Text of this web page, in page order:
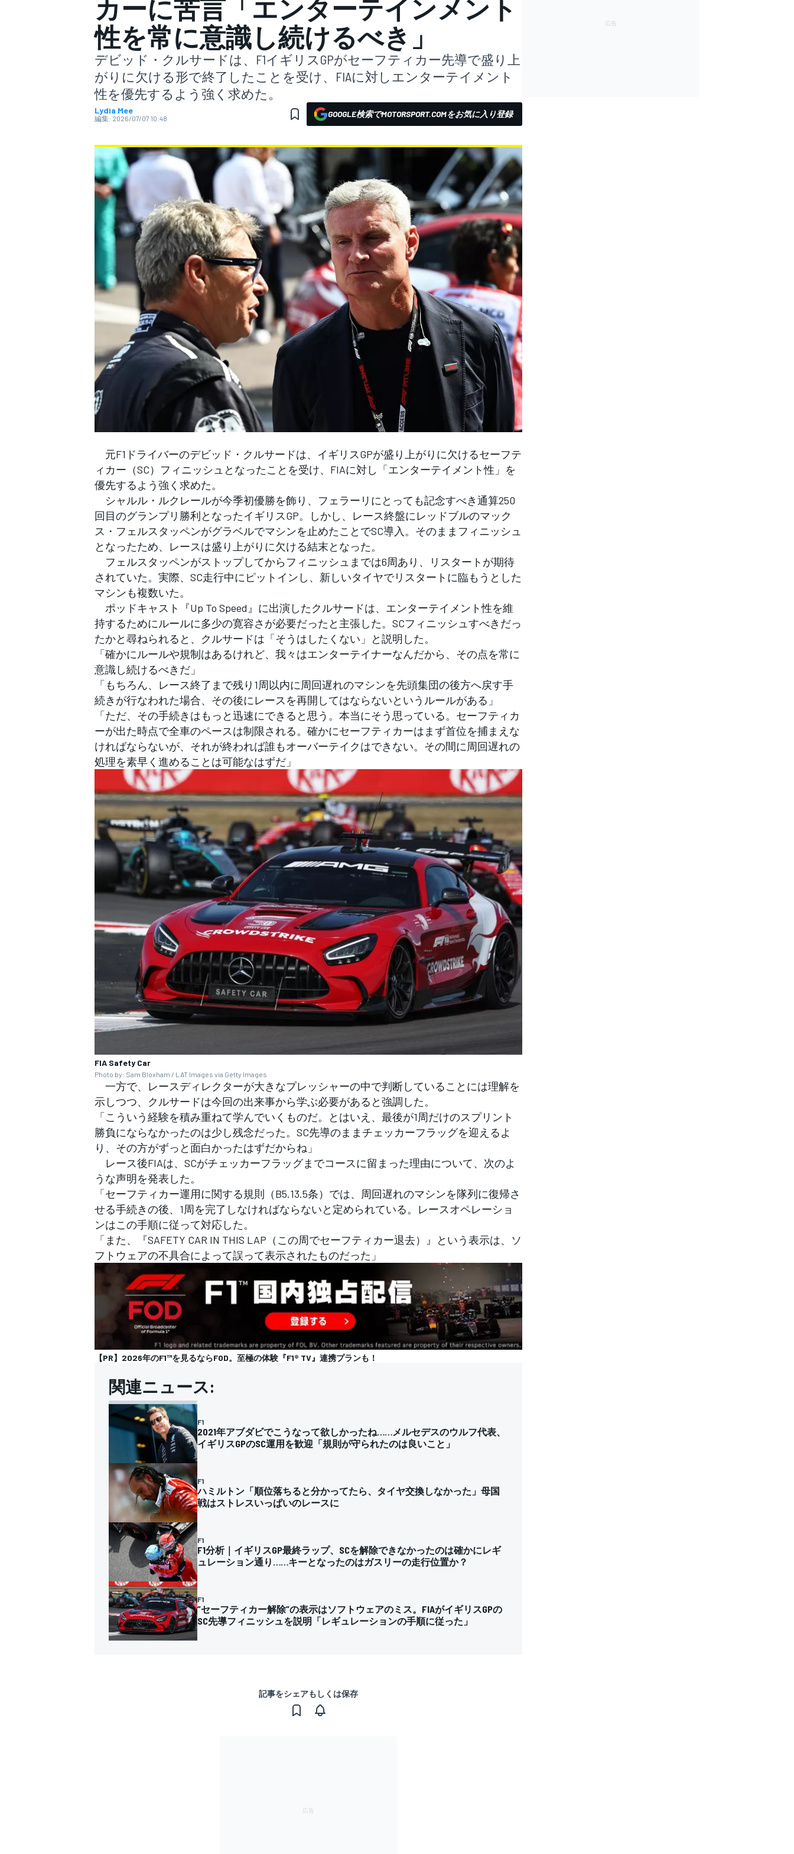
スーパーフォーミュラ
スーパーGT
WEC
フォーミュラE
すべてのカテゴリー
カーに苦言「エンターテインメント
性を常に意識し続けるべき」
デビッド・クルサードは、F1イギリスGPがセーフティカー先導で盛り上
がりに欠ける形で終了したことを受け、FIAに対しエンターテイメント
性を優先するよう強く求めた。
Lydia Mee
編集: 2026/07/07 10:48 GOOGLE検索でMOTORSPORT.COMをお気に入り登録
元F1ドライバーのデビッド・クルサードは、イギリスGPが盛り上がりに欠けるセーフテ
ィカー（SC）フィニッシュとなったことを受け、FIAに対し「エンターテイメント性」を
優先するよう強く求めた。
シャルル・ルクレールが今季初優勝を飾り、フェラーリにとっても記念すべき通算250
回目のグランプリ勝利となったイギリスGP。しかし、レース終盤にレッドブルのマック
ス・フェルスタッペンがグラベルでマシンを止めたことでSC導入。そのままフィニッシュ
となったため、レースは盛り上がりに欠ける結末となった。
フェルスタッペンがストップしてからフィニッシュまでは6周あり、リスタートが期待
されていた。実際、SC走行中にピットインし、新しいタイヤでリスタートに臨もうとした
マシンも複数いた。
ポッドキャスト『Up To Speed』に出演したクルサードは、エンターテイメント性を維
持するためにルールに多少の寛容さが必要だったと主張した。SCフィニッシュすべきだっ
たかと尋ねられると、クルサードは「そうはしたくない」と説明した。
「確かにルールや規制はあるけれど、我々はエンターテイナーなんだから、その点を常に
意識し続けるべきだ」
「もちろん、レース終了まで残り1周以内に周回遅れのマシンを先頭集団の後方へ戻す手
続きが行なわれた場合、その後にレースを再開してはならないというルールがある」
「ただ、その手続きはもっと迅速にできると思う。本当にそう思っている。セーフティカ
ーが出た時点で全車のペースは制限される。確かにセーフティカーはまず首位を捕まえな
ければならないが、それが終われば誰もオーバーテイクはできない。その間に周回遅れの
処理を素早く進めることは可能なはずだ」
FIA Safety Car
Photo by: Sam Bloxham / LAT Images via Getty Images
一方で、レースディレクターが大きなプレッシャーの中で判断していることには理解を
示しつつ、クルサードは今回の出来事から学ぶ必要があると強調した。
「こういう経験を積み重ねて学んでいくものだ。とはいえ、最後が1周だけのスプリント
勝負にならなかったのは少し残念だった。SC先導のままチェッカーフラッグを迎えるよ
り、その方がずっと面白かったはずだからね」
レース後FIAは、SCがチェッカーフラッグまでコースに留まった理由について、次のよ
うな声明を発表した。
「セーフティカー運用に関する規則（B5.13.5条）では、周回遅れのマシンを隊列に復帰さ
せる手続きの後、1周を完了しなければならないと定められている。レースオペレーショ
ンはこの手順に従って対応した。
「また、『SAFETY CAR IN THIS LAP（この周でセーフティカー退去）』という表示は、ソ
フトウェアの不具合によって誤って表示されたものだった」
【PR】2026年のF1™を見るならFOD。至極の体験『F1® TV』連携プランも！
関連ニュース:
F1
2021年アブダビでこうなって欲しかったね……メルセデスのウルフ代表、
イギリスGPのSC運用を歓迎「規則が守られたのは良いこと」
F1
ハミルトン「順位落ちると分かってたら、タイヤ交換しなかった」母国
戦はストレスいっぱいのレースに
F1
F1分析｜イギリスGP最終ラップ、SCを解除できなかったのは確かにレギ
ュレーション通り……キーとなったのはガスリーの走行位置か？
F1
”セーフティカー解除”の表示はソフトウェアのミス。FIAがイギリスGPの
SC先導フィニッシュを説明「レギュレーションの手順に従った」
記事をシェアもしくは保存